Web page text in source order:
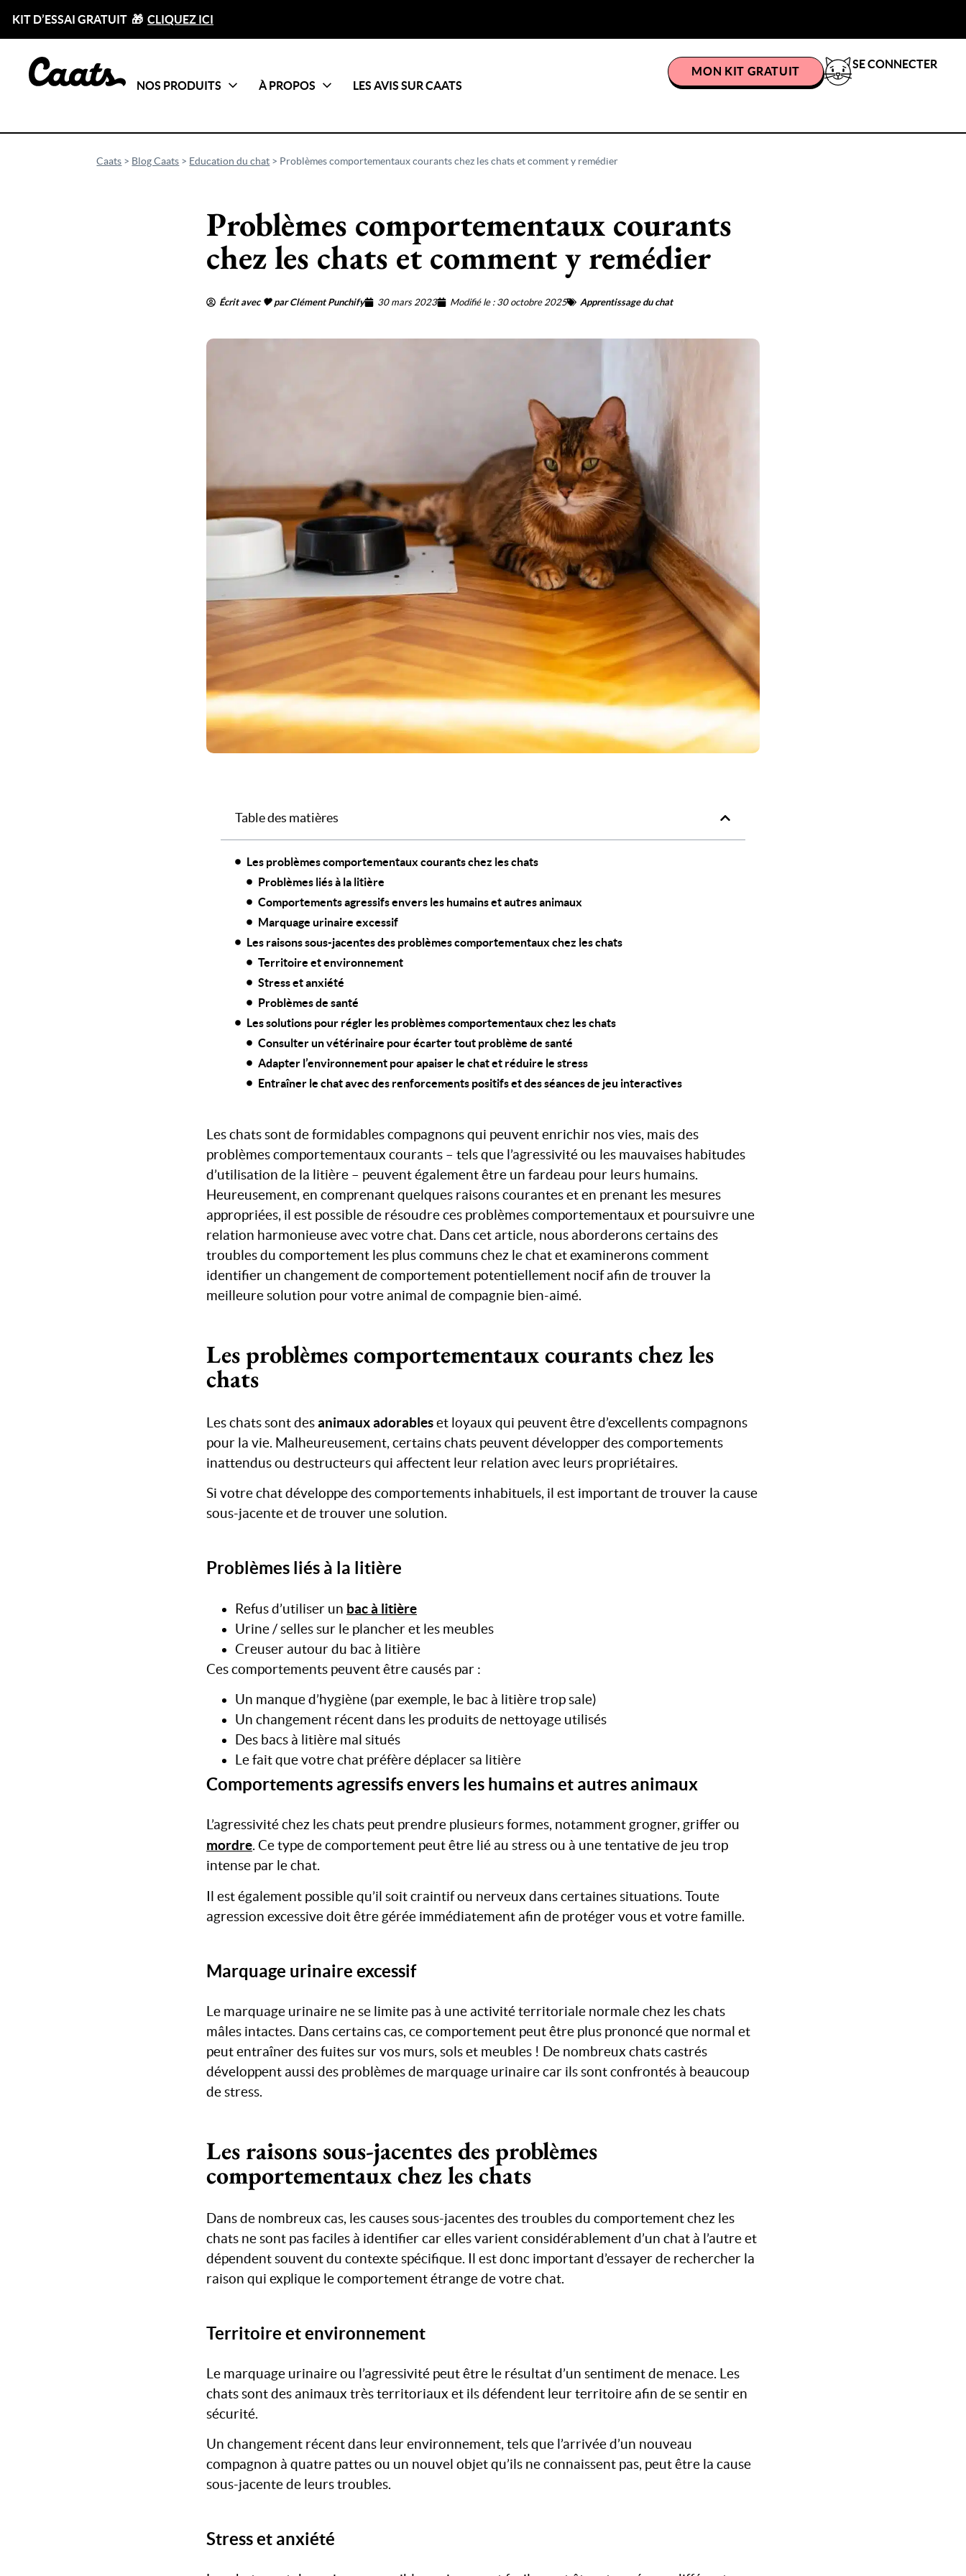
KIT D’ESSAI GRATUIT 🎁 CLIQUEZ ICI
NOS PRODUITS
CatégoriesTout voir
À PROPOS LES AVIS SUR CAATS
MON KIT GRATUIT
SE CONNECTER
Caats > Blog Caats > Education du chat > Problèmes comportementaux courants chez les chats et comment y remédier
Problèmes comportementaux courants
chez les chats et comment y remédier
Écrit avec 🖤 par Clément Punchify 30 mars 2023 Modifié le : 30 octobre 2025 Apprentissage du chat
Table des matières
Les problèmes comportementaux courants chez les chats
Problèmes liés à la litière
Comportements agressifs envers les humains et autres animaux
Marquage urinaire excessif
Les raisons sous-jacentes des problèmes comportementaux chez les chats
Territoire et environnement
Stress et anxiété
Problèmes de santé
Les solutions pour régler les problèmes comportementaux chez les chats
Consulter un vétérinaire pour écarter tout problème de santé
Adapter l’environnement pour apaiser le chat et réduire le stress
Entraîner le chat avec des renforcements positifs et des séances de jeu interactives
Les chats sont de formidables compagnons qui peuvent enrichir nos vies, mais des
problèmes comportementaux courants – tels que l’agressivité ou les mauvaises habitudes
d’utilisation de la litière – peuvent également être un fardeau pour leurs humains.
Heureusement, en comprenant quelques raisons courantes et en prenant les mesures
appropriées, il est possible de résoudre ces problèmes comportementaux et poursuivre une
relation harmonieuse avec votre chat. Dans cet article, nous aborderons certains des
troubles du comportement les plus communs chez le chat et examinerons comment
identifier un changement de comportement potentiellement nocif afin de trouver la
meilleure solution pour votre animal de compagnie bien-aimé.
Les problèmes comportementaux courants chez les
chats
Les chats sont desanimaux adorableset loyaux qui peuvent être d’excellents compagnons
pour la vie. Malheureusement, certains chats peuvent développer des comportements
inattendus ou destructeurs qui affectent leur relation avec leurs propriétaires.
Si votre chat développe des comportements inhabituels, il est important de trouver la cause
sous-jacente et de trouver une solution.
Problèmes liés à la litière
Refus d’utiliser un bac à litière
Urine / selles sur le plancher et les meubles
Creuser autour du bac à litière
Ces comportements peuvent être causés par :
Un manque d’hygiène (par exemple, le bac à litière trop sale)
Un changement récent dans les produits de nettoyage utilisés
Des bacs à litière mal situés
Le fait que votre chat préfère déplacer sa litière
Comportements agressifs envers les humains et autres animaux
L’agressivité chez les chats peut prendre plusieurs formes, notamment grogner, griffer ou
mordre. Ce type de comportement peut être lié au stress ou à une tentative de jeu trop
intense par le chat.
Il est également possible qu’il soit craintif ou nerveux dans certaines situations. Toute
agression excessive doit être gérée immédiatement afin de protéger vous et votre famille.
Marquage urinaire excessif
Le marquage urinaire ne se limite pas à une activité territoriale normale chez les chats
mâles intactes. Dans certains cas, ce comportement peut être plus prononcé que normal et
peut entraîner des fuites sur vos murs, sols et meubles ! De nombreux chats castrés
développent aussi des problèmes de marquage urinaire car ils sont confrontés à beaucoup
de stress.
Les raisons sous-jacentes des problèmes
comportementaux chez les chats
Dans de nombreux cas, les causes sous-jacentes des troubles du comportement chez les
chats ne sont pas faciles à identifier car elles varient considérablement d’un chat à l’autre et
dépendent souvent du contexte spécifique. Il est donc important d’essayer de rechercher la
raison qui explique le comportement étrange de votre chat.
Territoire et environnement
Le marquage urinaire ou l’agressivité peut être le résultat d’un sentiment de menace. Les
chats sont des animaux très territoriaux et ils défendent leur territoire afin de se sentir en
sécurité.
Un changement récent dans leur environnement, tels que l’arrivée d’un nouveau
compagnon à quatre pattes ou un nouvel objet qu’ils ne connaissent pas, peut être la cause
sous-jacente de leurs troubles.
Stress et anxiété